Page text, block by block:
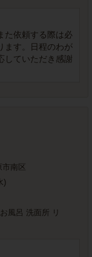
た依頼する際は必
ます。日程のわが
していただき感謝
南区
)
風呂 洗面所 リ